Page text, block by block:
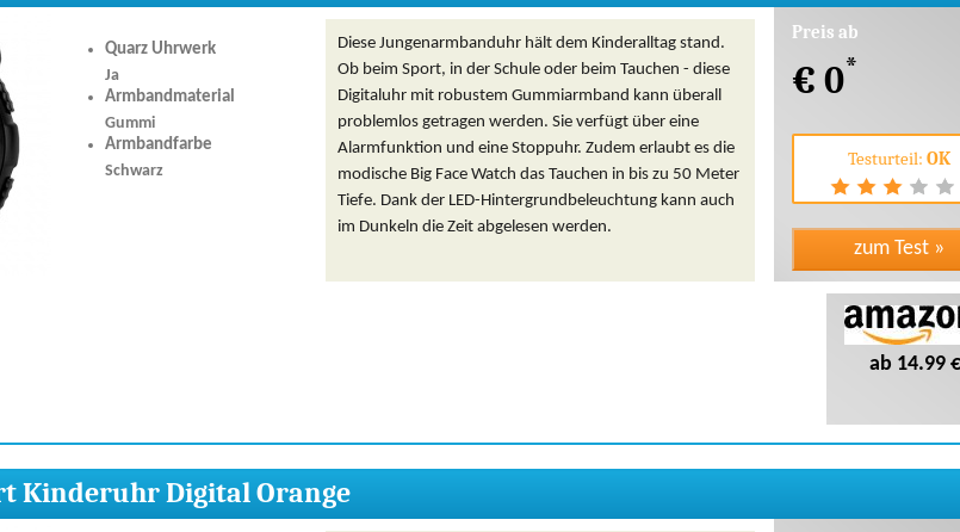
Quarz Uhrwerk
Ja
Armbandmaterial
Gummi
Armbandfarbe
Schwarz
Diese Jungenarmbanduhr hält dem Kinderalltag stand.
Ob beim Sport, in der Schule oder beim Tauchen - diese
Digitaluhr mit robustem Gummiarmband kann überall
problemlos getragen werden. Sie verfügt über eine
Alarmfunktion und eine Stoppuhr. Zudem erlaubt es die
modische Big Face Watch das Tauchen in bis zu 50 Meter
Tiefe. Dank der LED-Hintergrundbeleuchtung kann auch
im Dunkeln die Zeit abgelesen werden.
Preis ab
€ 0*
Testurteil: OK
ab 14.99 €
Kinderuhr Digital Orange